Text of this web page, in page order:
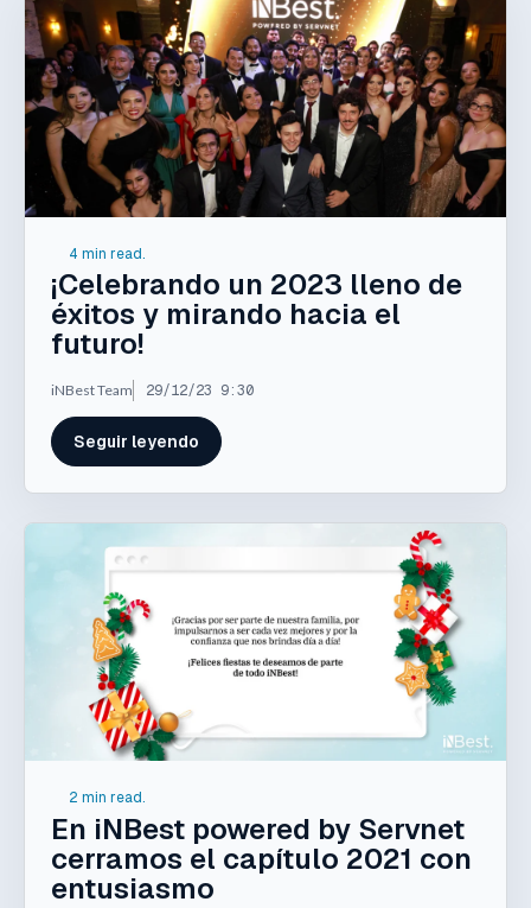
4 min read.
¡Celebrando un 2023 lleno de
éxitos y mirando hacia el
futuro!
iNBest Team 29/12/23 9:30
Seguir leyendo
2 min read.
En iNBest powered by Servnet
cerramos el capítulo 2021 con
entusiasmo